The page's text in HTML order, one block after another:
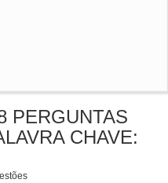
PERGUNTAS
CHAVE: